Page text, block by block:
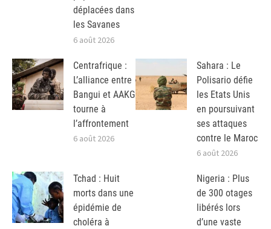
déplacées dans
les Savanes
6 août 2026
Centrafrique :
L’alliance entre
Bangui et AAKG
tourne à
l’affrontement
6 août 2026
Sahara : Le
Polisario défie
les Etats Unis
en poursuivant
ses attaques
contre le Maroc
6 août 2026
Tchad : Huit
morts dans une
épidémie de
choléra à
Nigeria : Plus
de 300 otages
libérés lors
d’une vaste